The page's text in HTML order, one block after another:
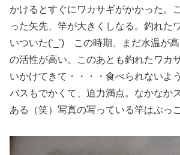
かけるとすぐにワカサギがかかった。
った矢先、竿が大きくしなる。釣れた
いついた(‘_’) この時期、まだ水温が
の活性が高い。このあとも釣れたワカ
いかけてきて・・・・食べられないよ
バスもでかくて、迫力満点。なかなか
ある（笑）写真の写っている竿はぶっ